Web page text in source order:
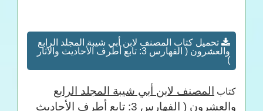
تحميل كتاب المصنف لابن أبي شيبة المجلد الرابع
والعشرون ( الفهارس 3: تابع أطرف الأحاديث والآثار
)
كتاب المصنف لابن أبي شيبة المجلد الرابع
والعشرون ( الفهارس 3: تابع أطرف الأحاديث